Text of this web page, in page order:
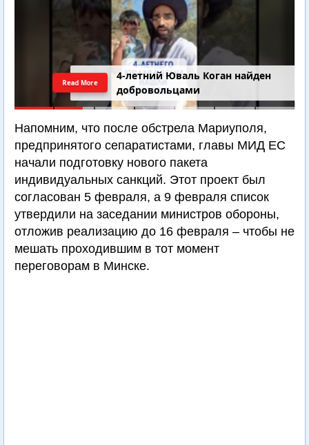
4-летний Юваль Коган найден
добровольцами
Read More
Напомним, что после обстрела Мариуполя,
предпринятого сепаратистами, главы МИД ЕС
начали подготовку нового пакета
индивидуальных санкций. Этот проект был
согласован 5 февраля, а 9 февраля список
утвердили на заседании министров обороны,
отложив реализацию до 16 февраля – чтобы не
мешать проходившим в тот момент
переговорам в Минске.